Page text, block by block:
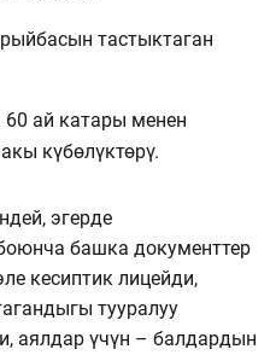
тастыктаган
ай катары менен
күбөлүктөрү.
эгерде
башка документтер
кесиптик лицейди,
тууралуу
аялдар үчүн – балдардын